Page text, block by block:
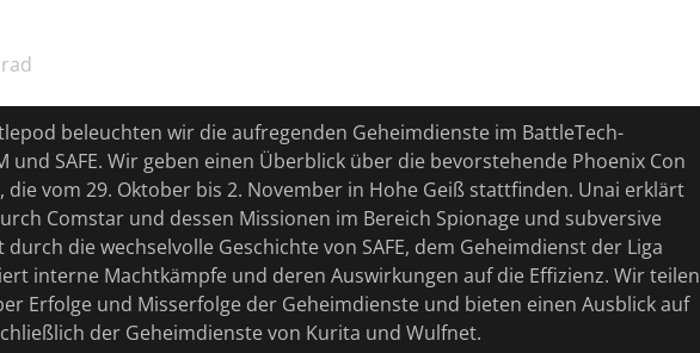
beleuchten wir die aufregenden Geheimdienste im BattleTech-
und SAFE. Wir geben einen Überblick über die bevorstehende Phoenix Con
vom 29. Oktober bis 2. November in Hohe Geiß stattfinden. Unai erklärt
Comstar und dessen Missionen im Bereich Spionage und subversive
die wechselvolle Geschichte von SAFE, dem Geheimdienst der Liga
interne Machtkämpfe und deren Auswirkungen auf die Effizienz. Wir teilen
Erfolge und Misserfolge der Geheimdienste und bieten einen Ausblick auf
der Geheimdienste von Kurita und Wulfnet.